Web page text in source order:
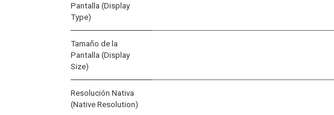
Pantalla (Display
Type)
Tamaño de la
Pantalla (Display
Size)
Resolución Nativa
(Native Resolution)